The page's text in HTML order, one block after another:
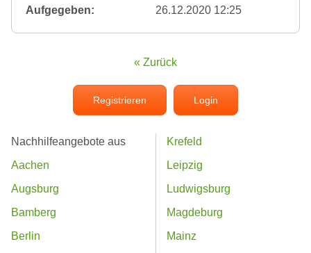
Aufgegeben:
26.12.2020 12:25
« Zurück
Registrieren Login
Nachhilfeangebote aus
Aachen
Augsburg
Bamberg
Berlin
Krefeld
Leipzig
Ludwigsburg
Magdeburg
Mainz